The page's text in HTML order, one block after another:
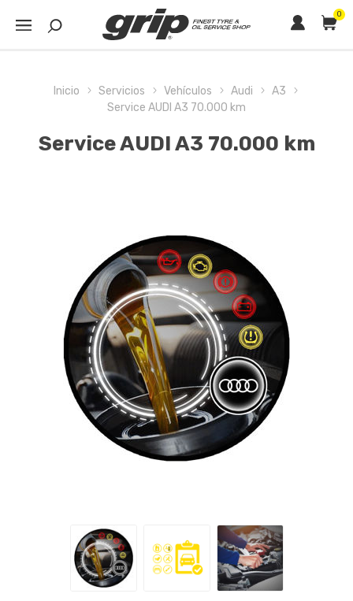
0
Inicio Servicios Vehículos Audi
A3
Service AUDI A3 70.000 km
Service AUDI A3 70.000 km